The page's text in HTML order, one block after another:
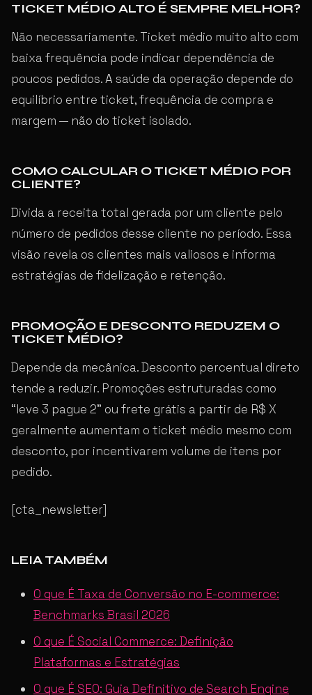
TICKET MÉDIO ALTO É SEMPRE MELHOR?
Não necessariamente. Ticket médio muito alto com
baixa frequência pode indicar dependência de
poucos pedidos. A saúde da operação depende do
equilíbrio entre ticket, frequência de compra e
margem — não do ticket isolado.
COMO CALCULAR O TICKET MÉDIO POR
CLIENTE?
Divida a receita total gerada por um cliente pelo
número de pedidos desse cliente no período. Essa
visão revela os clientes mais valiosos e informa
estratégias de fidelização e retenção.
PROMOÇÃO E DESCONTO REDUZEM O
TICKET MÉDIO?
Depende da mecânica. Desconto percentual direto
tende a reduzir. Promoções estruturadas como
“leve 3 pague 2” ou frete grátis a partir de R$ X
geralmente aumentam o ticket médio mesmo com
desconto, por incentivarem volume de itens por
pedido.
[cta_newsletter]
LEIA TAMBÉM
O que É Taxa de Conversão no E-commerce:
Benchmarks Brasil 2026
O que É Social Commerce: Definição
Plataformas e Estratégias
O que É SEO: Guia Definitivo de Search Engine